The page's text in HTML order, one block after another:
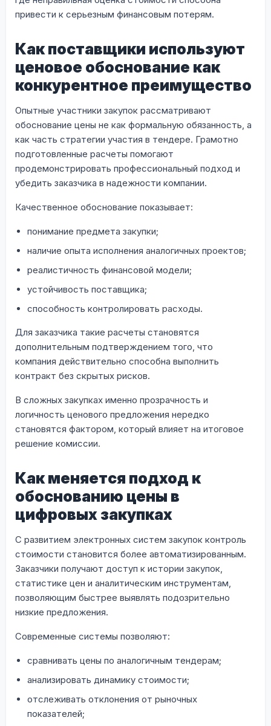
привести к серьезным финансовым потерям.
Как поставщики используют
ценовое обоснование как
конкурентное преимущество
Опытные участники закупок рассматривают
обоснование цены не как формальную обязанность, а
как часть стратегии участия в тендере. Грамотно
подготовленные расчеты помогают
продемонстрировать профессиональный подход и
убедить заказчика в надежности компании.
Качественное обоснование показывает:
понимание предмета закупки;
наличие опыта исполнения аналогичных проектов;
реалистичность финансовой модели;
устойчивость поставщика;
способность контролировать расходы.
Для заказчика такие расчеты становятся
дополнительным подтверждением того, что
компания действительно способна выполнить
контракт без скрытых рисков.
В сложных закупках именно прозрачность и
логичность ценового предложения нередко
становятся фактором, который влияет на итоговое
решение комиссии.
Как меняется подход к
обоснованию цены в
цифровых закупках
С развитием электронных систем закупок контроль
стоимости становится более автоматизированным.
Заказчики получают доступ к истории закупок,
статистике цен и аналитическим инструментам,
позволяющим быстрее выявлять подозрительно
низкие предложения.
Современные системы позволяют:
сравнивать цены по аналогичным тендерам;
анализировать динамику стоимости;
отслеживать отклонения от рыночных
показателей;